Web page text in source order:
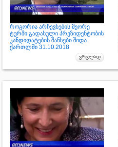
როგორია არჩევნების მეორე
ტურში გადასული პრეზიდენტობის
კანდიდატების შანსები შიდა
ქართლში 31.10.2018